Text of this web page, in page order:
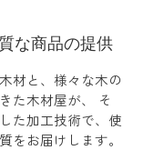
な商品の提供
材と、様々な木の
た木材屋が、 そ
た加工技術で、使
をお届けします。